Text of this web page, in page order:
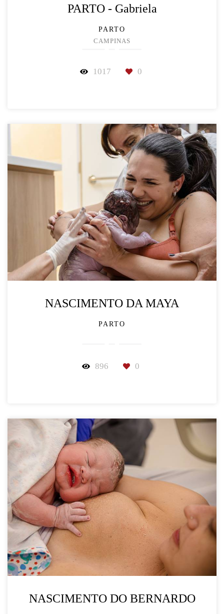
PARTO - Gabriela
PARTO
CAMPINAS
1017 0
NASCIMENTO DA MAYA
PARTO
896 0
NASCIMENTO DO BERNARDO